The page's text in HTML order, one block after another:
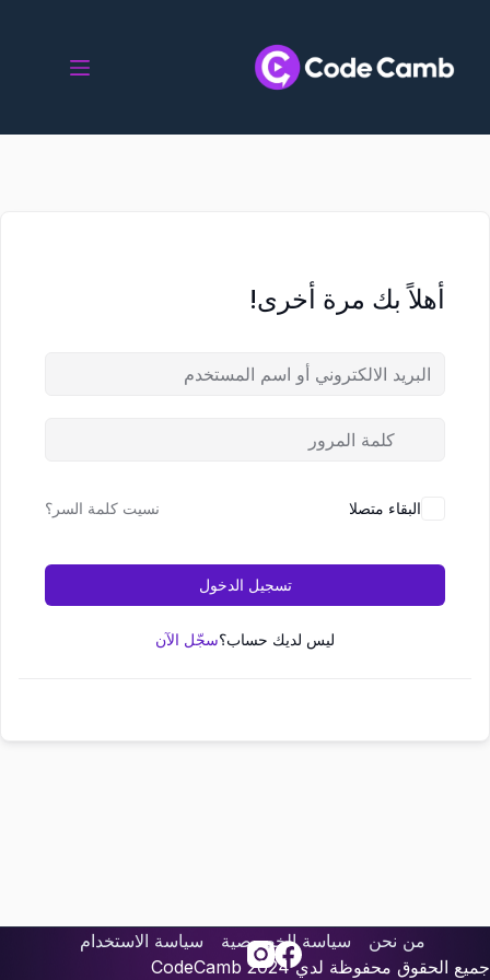
أهلاً بك مرة أخرى!
البقاء متصلا نسيت كلمة السر؟
تسجيل الدخول
ليس لديك حساب؟سجّل الآن
من نحن سياسة الخصوصية
سياسة الاستخدام
جميع الحقوق محفوظة لدي
CodeCamb 2024